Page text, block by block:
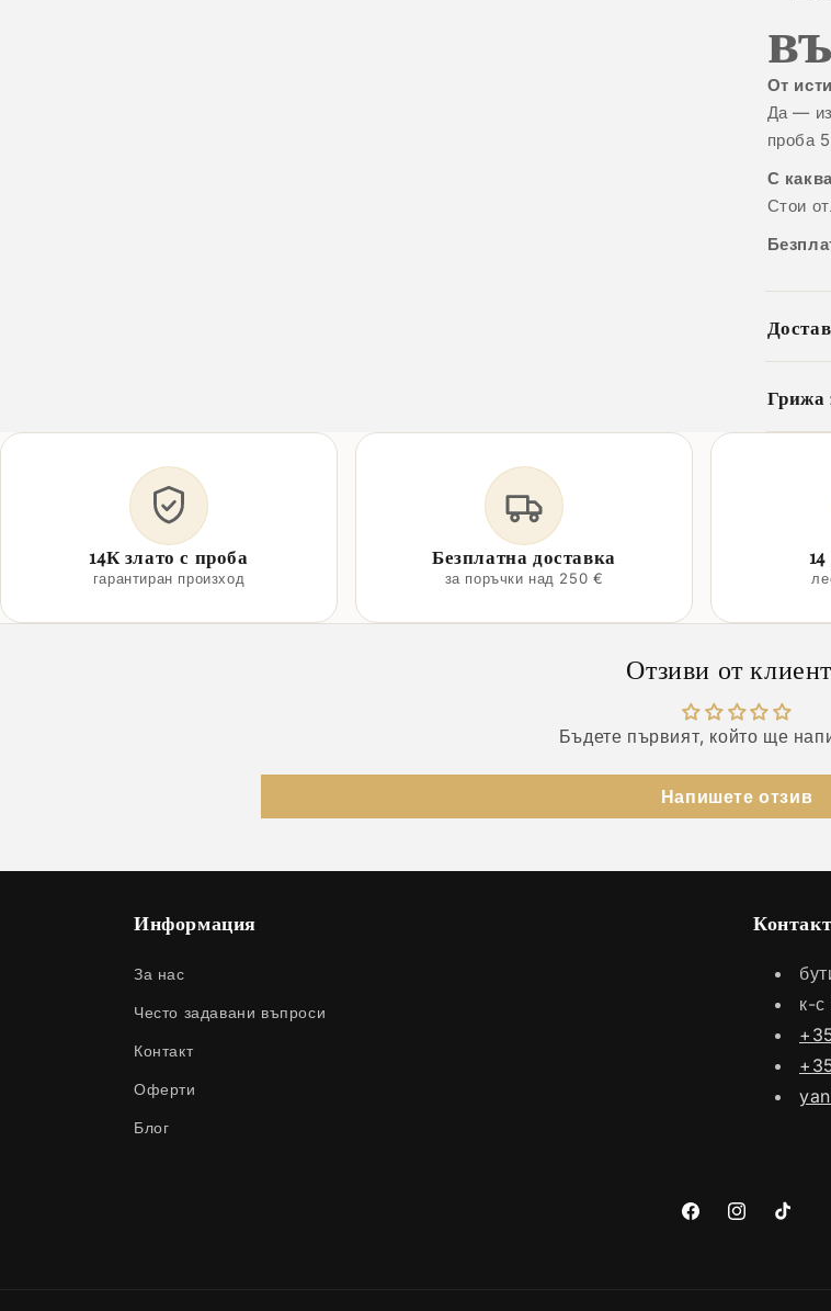
От
Да —
проба
С
Стои
Грижа
14К злато с проба
гарантиран произход
Безплатна доставка
за поръчки над 250 €
Отзиви от
Бъдете първият, който ще
Напишете отзив
Информация
За нас
Често задавани въпроси
Контакт
Оферти
Блог
к-
FacebookInstagramTikTok